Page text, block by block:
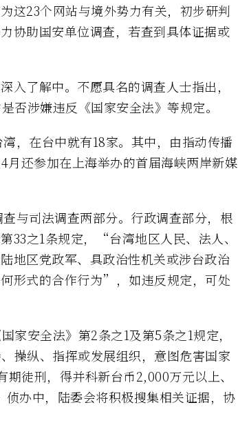
这23个网站与境外势力有关，初步研判
协助国安单位调查，若查到具体证据或
入了解中。不愿具名的调查人士指出，
否涉嫌违反《国家安全法》等规定。
，在台中就有18家。其中，由指动传播
月还参加在上海举办的首届海峡两岸新媒
与司法调查两部分。行政调查部分，根
33之1条规定，“台湾地区人民、法人、
地区党政军、具政治性机关或涉台政治
形式的合作行为”，如违反规定，可处
家安全法》第2条之1及第5条之1规定，
操纵、指挥或发展组织，意图危害国家
徒刑，得并科新台币2,000万元以上、
办中，陆委会将积极搜集相关证据，协